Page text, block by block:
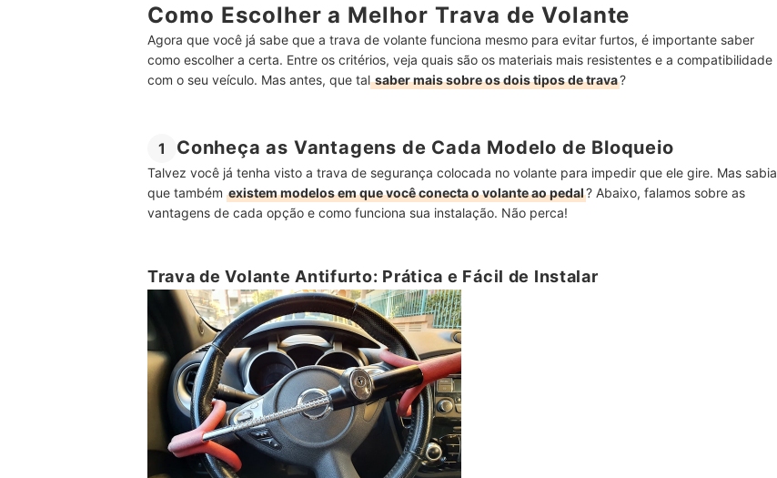
Como Escolher a Melhor Trava de Volante
Agora que você já sabe que a trava de volante funciona mesmo para evitar furtos, é importante saber
como escolher a certa. Entre os critérios, veja quais são os materiais mais resistentes e a compatibilidade
com o seu veículo. Mas antes, que talsaber mais sobre os dois tipos de trava?
1 Conheça as Vantagens de Cada Modelo de Bloqueio
Talvez você já tenha visto a trava de segurança colocada no volante para impedir que ele gire. Mas sabia
que também existem modelos em que você conecta o volante ao pedal? Abaixo, falamos sobre as
vantagens de cada opção e como funciona sua instalação. Não perca!
Trava de Volante Antifurto: Prática e Fácil de Instalar